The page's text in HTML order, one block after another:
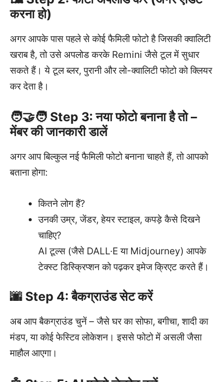
करना हो)
अगर आपके पास पहले से कोई फैमिली फोटो है जिसकी क्वालिटी
खराब है, तो उसे अपलोड करके Remini जैसे टूल में सुधार
सकते हैं। ये टूल ब्लर, पुरानी और लो-क्वालिटी फोटो को क्लियर
कर देता है।
🧑‍🤝‍🧑 Step 3: नया फोटो बनाना है तो –
मेंबर की जानकारी डालें
अगर आप बिल्कुल नई फैमिली फोटो बनाना चाहते हैं, तो आपको
बताना होगा:
कितने लोग हैं?
उनकी उम्र, जेंडर, हेयर स्टाइल, कपड़े कैसे दिखने
चाहिए?
AI टूल्स (जैसे DALL·E या Midjourney) आपके
टेक्स्ट डिस्क्रिप्शन को पढ़कर इमेज क्रिएट करते हैं।
🌆 Step 4: बैकग्राउंड सेट करें
अब आप बैकग्राउंड चुनें – जैसे घर का सोफा, बगीचा, शादी का
मंडप, या कोई फेस्टिव लोकेशन। इससे फोटो में असली जैसा
माहौल आएगा।